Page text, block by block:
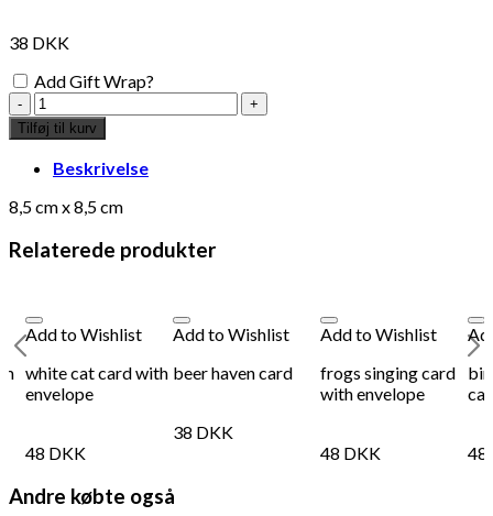
38 DKK
Add Gift Wrap?
Robin
bird
card
antal
Tilføj til kurv
Beskrivelse
8,5 cm x 8,5 cm
Relaterede produkter
Add to Wishlist
white cat card with
envelope
48 DKK
Add to Wishlist
beer haven card
38 DKK
Add to Wishlist
frogs singing card
with envelope
48 DKK 48
Andre købte også